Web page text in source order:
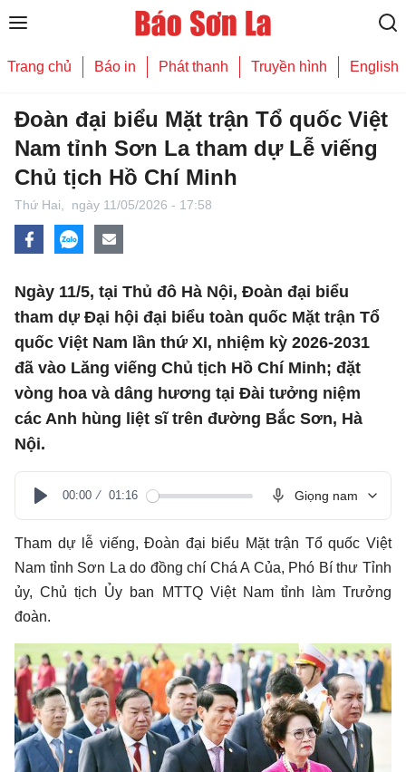
Trang chủ Báo in Phát thanh Truyền hình English
Đoàn đại biểu Mặt trận Tổ quốc Việt
Nam tỉnh Sơn La tham dự Lễ viếng
Chủ tịch Hồ Chí Minh
Thứ Hai, ngày 11/05/2026 - 17:58
Ngày 11/5, tại Thủ đô Hà Nội, Đoàn đại biểu
tham dự Đại hội đại biểu toàn quốc Mặt trận Tổ
quốc Việt Nam lần thứ XI, nhiệm kỳ 2026-2031
đã vào Lăng viếng Chủ tịch Hồ Chí Minh; đặt
vòng hoa và dâng hương tại Đài tưởng niệm
các Anh hùng liệt sĩ trên đường Bắc Sơn, Hà
Nội.
Play
00:00 01:16 Giọng nam
Tham dự lễ viếng, Đoàn đại biểu Mặt trận Tổ quốc Việt
Nam tỉnh Sơn La do đồng chí Chá A Của, Phó Bí thư Tỉnh
ủy, Chủ tịch Ủy ban MTTQ Việt Nam tỉnh làm Trưởng
đoàn.